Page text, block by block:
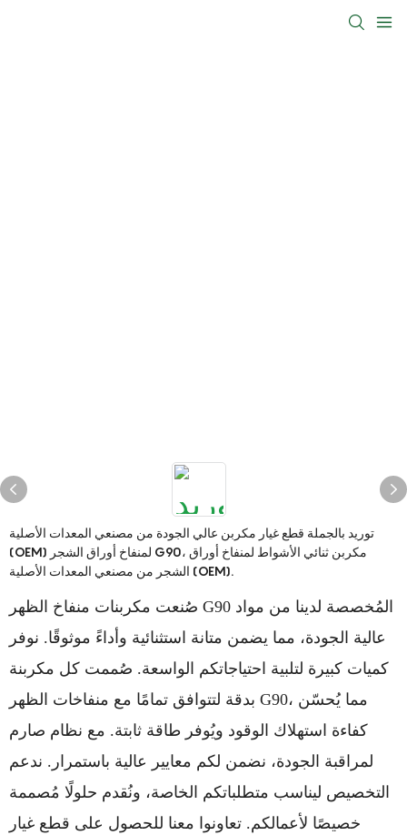
توريد بالجملة قطع غيار مكربن ​​عالي الجودة من مصنعي المعدات الأصلية
(OEM) لمنفاخ أوراق الشجر G90، مكربن ​​ثنائي الأشواط لمنفاخ أوراق
الشجر من مصنعي المعدات الأصلية (OEM).
صُنعت مكربنات منفاخ الظهر G90 المُخصصة لدينا من مواد
عالية الجودة، مما يضمن متانة استثنائية وأداءً موثوقًا. نوفر
كميات كبيرة لتلبية احتياجاتكم الواسعة. صُممت كل مكربنة
بدقة لتتوافق تمامًا مع منفاخات الظهر G90، مما يُحسّن
كفاءة استهلاك الوقود ويُوفر طاقة ثابتة. مع نظام صارم
لمراقبة الجودة، نضمن لكم معايير عالية باستمرار. ندعم
التخصيص ليناسب متطلباتكم الخاصة، ونُقدم حلولًا مُصممة
خصيصًا لأعمالكم. تعاونوا معنا للحصول على قطع غيار